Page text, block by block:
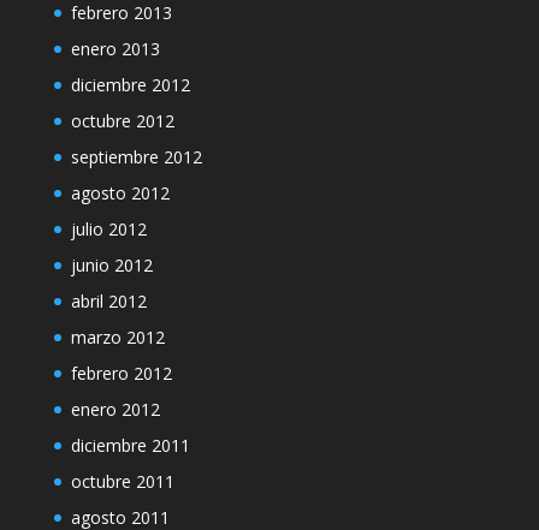
febrero 2013
enero 2013
diciembre 2012
octubre 2012
septiembre 2012
agosto 2012
julio 2012
junio 2012
abril 2012
marzo 2012
febrero 2012
enero 2012
diciembre 2011
octubre 2011
agosto 2011